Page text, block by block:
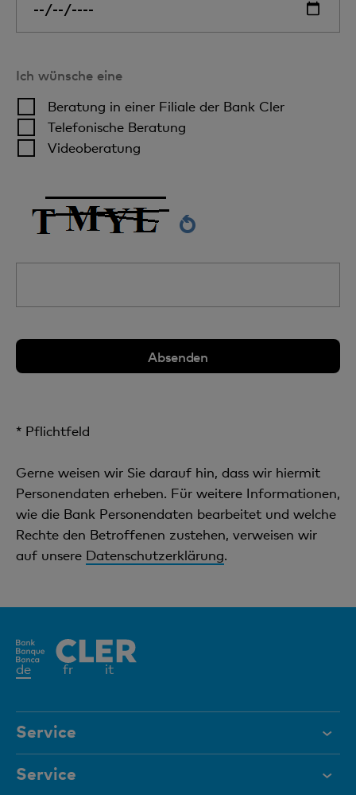
Ich wünsche eine
Beratung in einer Filiale der Bank Cler
Telefonische Beratung
Videoberatung
* Pflichtfeld
Gerne weisen wir Sie darauf hin, dass wir hiermit
Personendaten erheben. Für weitere Informationen,
wie die Bank Personendaten bearbeitet und welche
Rechte den Betroffenen zustehen, verweisen wir
auf unsere Datenschutzerklärung.
deAktives
fr it
Service
Hilfe & Kontakt
Service